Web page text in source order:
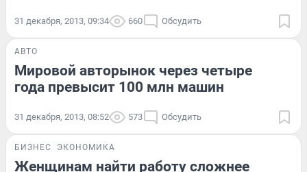
31 декабря, 2013, 09:34 660 Обсудить
АВТО
Мировой авторынок через четыре
года превысит 100 млн машин
31 декабря, 2013, 08:52 573 Обсудить
БИЗНЕС ЭКОНОМИКА
Женщинам найти работу сложнее